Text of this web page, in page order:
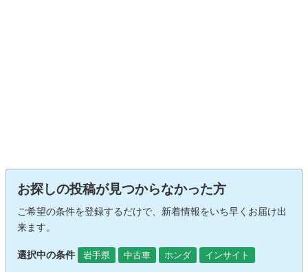
お探しの投稿が見つからなかった方
ご希望の条件を登録するだけで、新着情報をいち早くお届け出
来ます。
選択中の条件 岩手県 中古車 ホンダ インサイト